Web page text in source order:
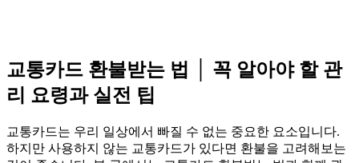
교통카드 환불받는 법 │ 꼭 알아야 할 관
리 요령과 실전 팁
교통카드는 우리 일상에서 빠질 수 없는 중요한 요소입니다.
하지만 사용하지 않는 교통카드가 있다면 환불을 고려해보는